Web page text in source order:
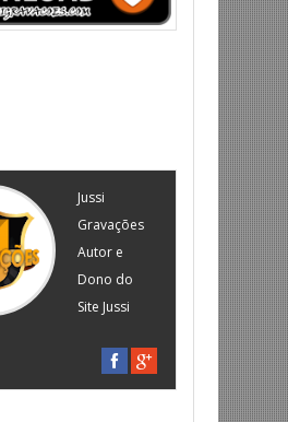
Jussi
Gravações
Autor e
Dono do
Site Jussi